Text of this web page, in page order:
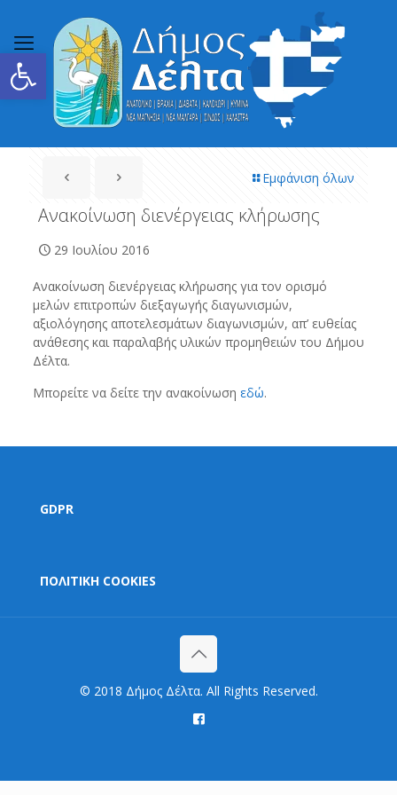
Ανοίξτε τη γραμμή εργαλείων
Εμφάνιση όλων
Ανακοίνωση διενέργειας κλήρωσης
29 Ιουλίου 2016
Ανακοίνωση διενέργειας κλήρωσης για τον ορισμό
μελών επιτροπών διεξαγωγής διαγωνισμών,
αξιολόγησης αποτελεσμάτων διαγωνισμών, απ’ ευθείας
ανάθεσης και παραλαβής υλικών προμηθειών του Δήμου
Δέλτα.
Μπορείτε να δείτε την ανακοίνωση εδώ.
GDPR
ΠΟΛΙΤΙΚΗ COOKIES
© 2018 Δήμος Δέλτα. All Rights Reserved.